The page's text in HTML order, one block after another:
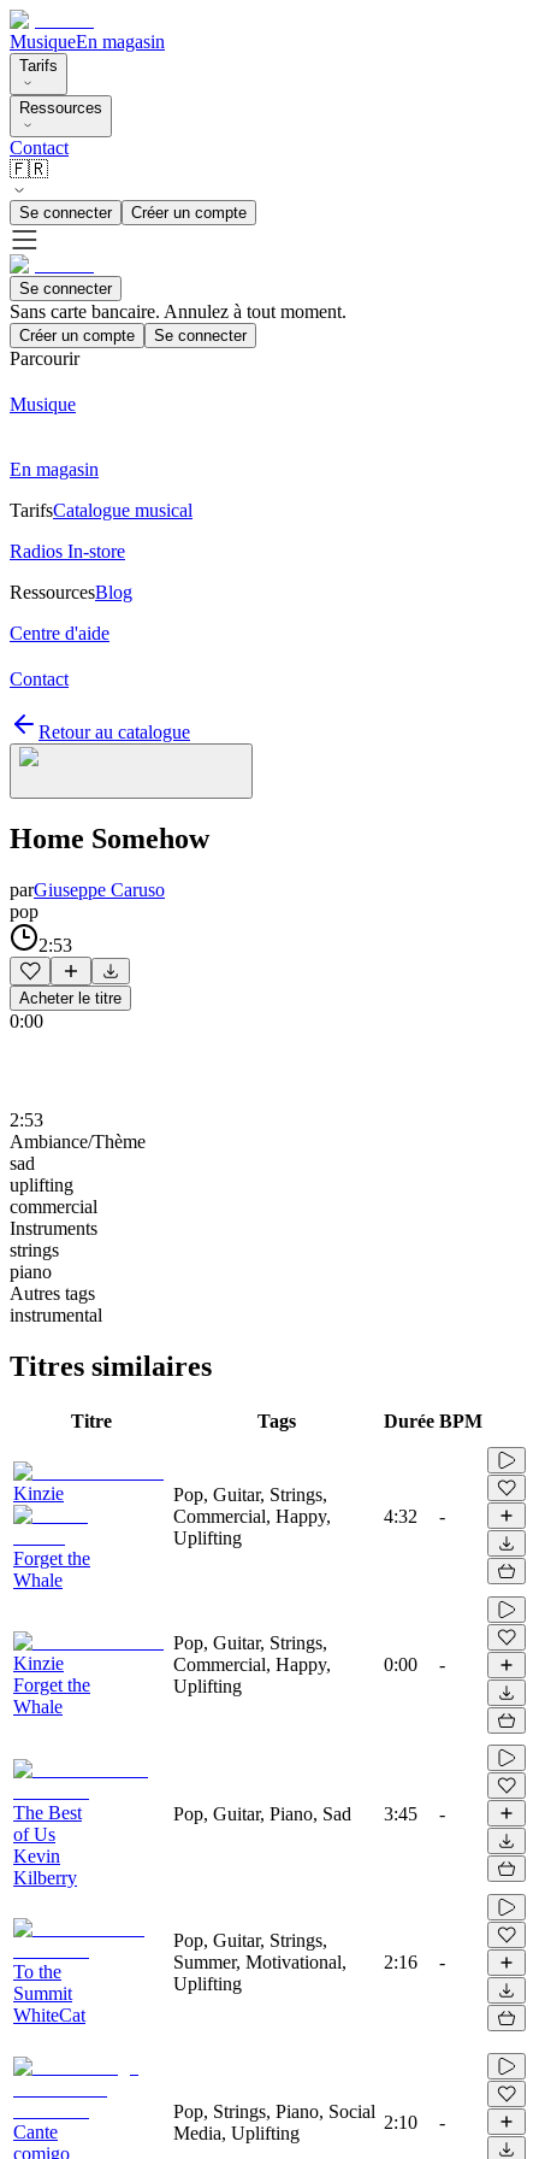
MusiqueEn magasin
Tarifs
Ressources
Contact
🇫🇷
Se connecter Créer un compte
Se connecter
Sans carte bancaire. Annulez à tout moment.
Créer un compte Se connecter
Parcourir
Musique
En magasin
TarifsCatalogue musical
Radios In-store
RessourcesBlog
Centre d'aide
Contact
Retour au catalogue
Home Somehow
parGiuseppe Caruso
pop
2:53
Acheter le titre
0:00
2:53
Ambiance/Thème
sad
uplifting
commercial
Instruments
strings
piano
Autres tags
instrumental
Titres similaires
Titre Tags Durée BPM
Kinzie
Forget the
Whale
Pop, Guitar, Strings,
Commercial, Happy,
Uplifting
4:32 -
Kinzie
Forget the
Whale
Pop, Guitar, Strings,
Commercial, Happy,
Uplifting
0:00 -
The Best
of Us
Kevin
Kilberry
Pop, Guitar, Piano, Sad 3:45 -
To the
Summit
WhiteCat
Pop, Guitar, Strings,
Summer, Motivational,
Uplifting
2:16 -
Cante
comigo
Pop, Strings, Piano, Social
Media, Uplifting
2:10 -